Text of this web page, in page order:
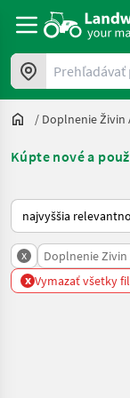
Prehľadávať ponuky
/ Doplnenie Živin
Kúpte nové a
Takto sa vykonáva
x Doplnenie
x Vymazať všetky